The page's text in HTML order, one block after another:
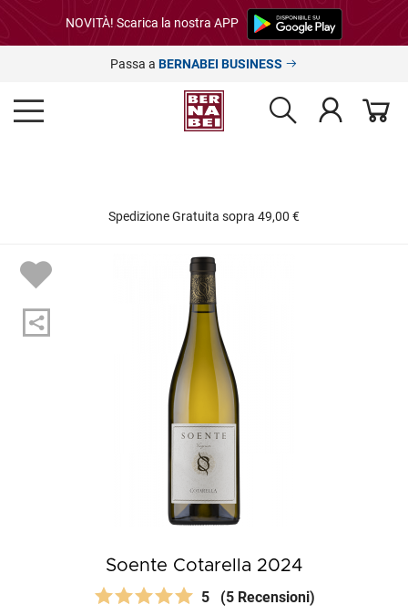
NOVITÀ! Scarica la nostra APP
Passa a BERNABEI BUSINESS
Spedizione Gratuita sopra 49,00 €
Soente Cotarella 2024
5 (5 Recensioni)